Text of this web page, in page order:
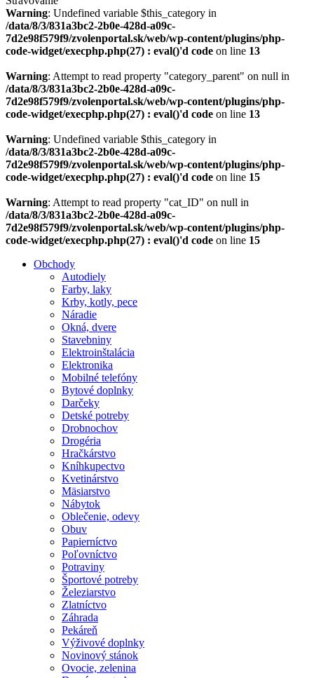
Warning: Undefined variable $this_category in
/data/8/3/831a3bc2-2b0e-428d-a09c-
7d2e98f579f9/zvolenportal.sk/web/wp-content/plugins/php-
code-widget/execphp.php(27) : eval()'d code on line 13
Warning: Attempt to read property "category_parent" on null in
/data/8/3/831a3bc2-2b0e-428d-a09c-
7d2e98f579f9/zvolenportal.sk/web/wp-content/plugins/php-
code-widget/execphp.php(27) : eval()'d code on line 13
Warning: Undefined variable $this_category in
/data/8/3/831a3bc2-2b0e-428d-a09c-
7d2e98f579f9/zvolenportal.sk/web/wp-content/plugins/php-
code-widget/execphp.php(27) : eval()'d code on line 15
Warning: Attempt to read property "cat_ID" on null in
/data/8/3/831a3bc2-2b0e-428d-a09c-
7d2e98f579f9/zvolenportal.sk/web/wp-content/plugins/php-
code-widget/execphp.php(27) : eval()'d code on line 15
Obchody
Autodiely
Farby, laky
Krby, kotly, pece
Náradie
Okná, dvere
Stavebniny
Elektroinštalácia
Elektronika
Mobilné telefóny
Bytové doplnky
Darčeky
Detské potreby
Drobnochov
Drogéria
Hračkárstvo
Kníhkupectvo
Kvetinárstvo
Mäsiarstvo
Nábytok
Oblečenie, odevy
Obuv
Papierníctvo
Poľovníctvo
Potraviny
Športové potreby
Železiarstvo
Zlatníctvo
Záhrada
Pekáreň
Výživové doplnky
Novinový stánok
Ovocie, zelenina